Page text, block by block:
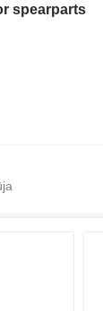
spearparts